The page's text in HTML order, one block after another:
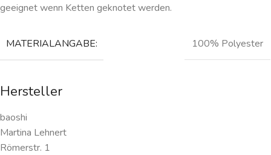
geeignet wenn Ketten geknotet werden.
MATERIALANGABE: 100% Polyester
Hersteller
baoshi
Martina Lehnert
Römerstr. 1